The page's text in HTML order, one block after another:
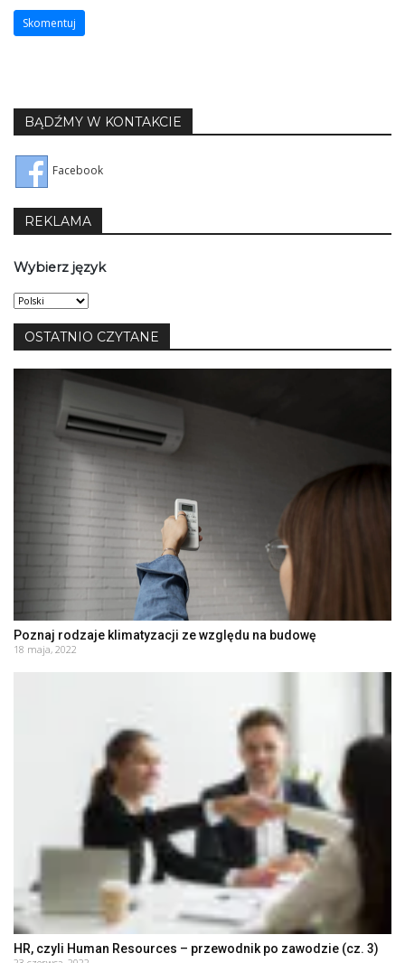
BĄDŹMY W KONTAKCIE
Facebook
REKLAMA
Wybierz język
Wybierz
język
OSTATNIO CZYTANE
Poznaj rodzaje klimatyzacji ze względu na budowę
18 maja, 2022
HR, czyli Human Resources – przewodnik po zawodzie (cz. 3)